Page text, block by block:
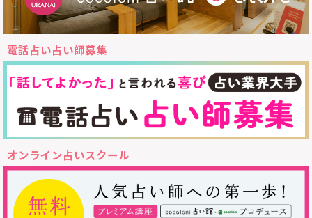
電話占い占い師募集
オンライン占いスクール